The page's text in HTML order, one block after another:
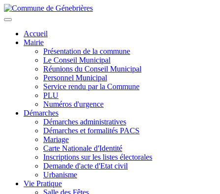
Aller
au
principal
Toggle
navigationAccueil
Mairie
Présentation de la commune
Le Conseil Municipal
Réunions du Conseil Municipal
Personnel Municipal
Service rendu par la Commune
PLU
Numéros d'urgence
Démarches
Démarches administratives
Démarches et formalités PACS
Mariage
Carte Nationale d'Identité
Inscriptions sur les listes électorales
Demande d'acte d'Etat civil
Urbanisme
Vie Pratique
Salle des Fêtes